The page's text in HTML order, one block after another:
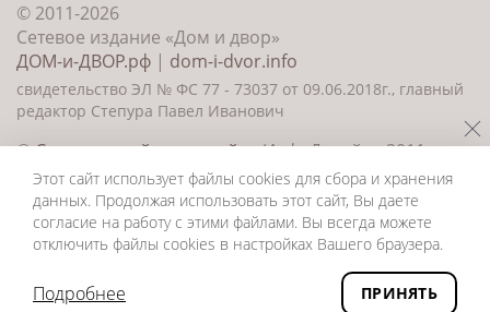
© 2011-2026
Сетевое издание «Дом и двор»
ДОМ-и-ДВОР.рф | dom-i-dvor.info
свидетельство ЭЛ № ФС 77 - 73037 от 09.06.2018г., главный
редактор Степура Павел Иванович
©Создание сайта и дизайн«ИнфоДизайн» 2011—
2026
Этот сайт использует файлы cookies для сбора и хранения
данных. Продолжая использовать этот сайт, Вы даете
согласие на работу с этими файлами. Вы всегда можете
отключить файлы cookies в настройках Вашего браузера.
Подробнее ПРИНЯТЬ